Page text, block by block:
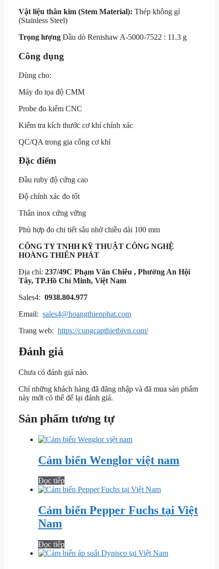
Vật liệu thân kim (Stem Material): Thép không gỉ
(Stainless Steel)
Trọng lượng Đầu dò Renishaw A-5000-7522 : 11.3 g
Công dụng
Dùng cho:
Máy đo tọa độ CMM
Probe đo kiểm CNC
Kiểm tra kích thước cơ khí chính xác
QC/QA trong gia công cơ khí
Đặc điểm
Đầu ruby độ cứng cao
Độ chính xác đo tốt
Thân inox cứng vững
Phù hợp đo chi tiết sâu nhờ chiều dài 100 mm
CÔNG TY TNHH KỸ THUẬT CÔNG NGHỆ
HOÀNG THIÊN PHÁT
Địa chỉ: 237/49C Phạm Văn Chiêu , Phường An Hội
Tây, TP.Hồ Chí Minh, Việt Nam
Sales4: 0938.804.977
Email: sales4@hoangthienphat.com
Trang web: https://cungcapthietbivn.com/
Đánh giá
Chưa có đánh giá nào.
Chỉ những khách hàng đã đăng nhập và đã mua sản phẩm
này mới có thể để lại đánh giá.
Sản phẩm tương tự
Cảm biến Wenglor việt nam
Đọc tiếp
Cảm biến Pepper Fuchs tại Việt
Nam
Đọc tiếp